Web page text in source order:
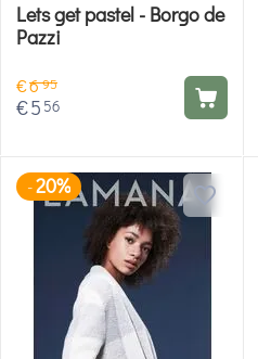
Lets get pastel - Borgo de
Pazzi
€695
€5 56
-20%